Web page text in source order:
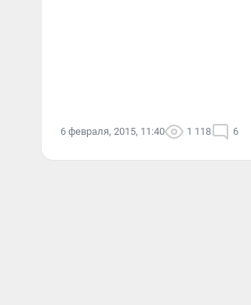
6 февраля, 2015, 11:40 1 118 6